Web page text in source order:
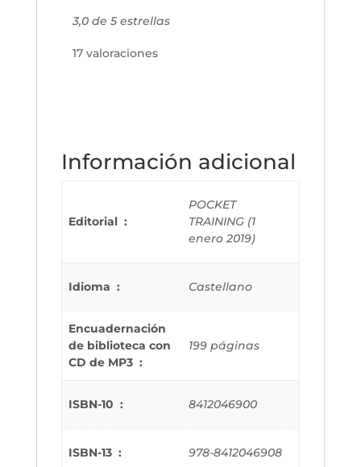
3,0 de 5 estrellas
17 valoraciones
Información adicional
Editorial ‏ : ‎
POCKET
TRAINING (1
enero 2019)
Idioma ‏ : ‎ Castellano
Encuadernación
de biblioteca con
CD de MP3 ‏ : ‎
199 páginas
ISBN-10 ‏ : ‎ 8412046900
ISBN-13 ‏ : ‎ 978-8412046908